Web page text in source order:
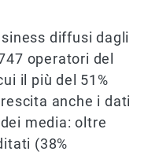
diffusi dagli
operatori del
il più del 51%
anche i dati
media: oltre
(38%